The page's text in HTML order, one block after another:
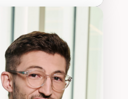
acceptation et adoption des
d'apprentissage innovantes
du nouveau
identitaire en milieu
éducatives pour la formation